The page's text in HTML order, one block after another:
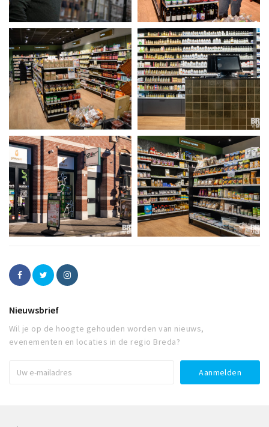
Nieuwsbrief
Wil je op de hoogte gehouden worden van nieuws,
evenementen en locaties in de regio Breda?